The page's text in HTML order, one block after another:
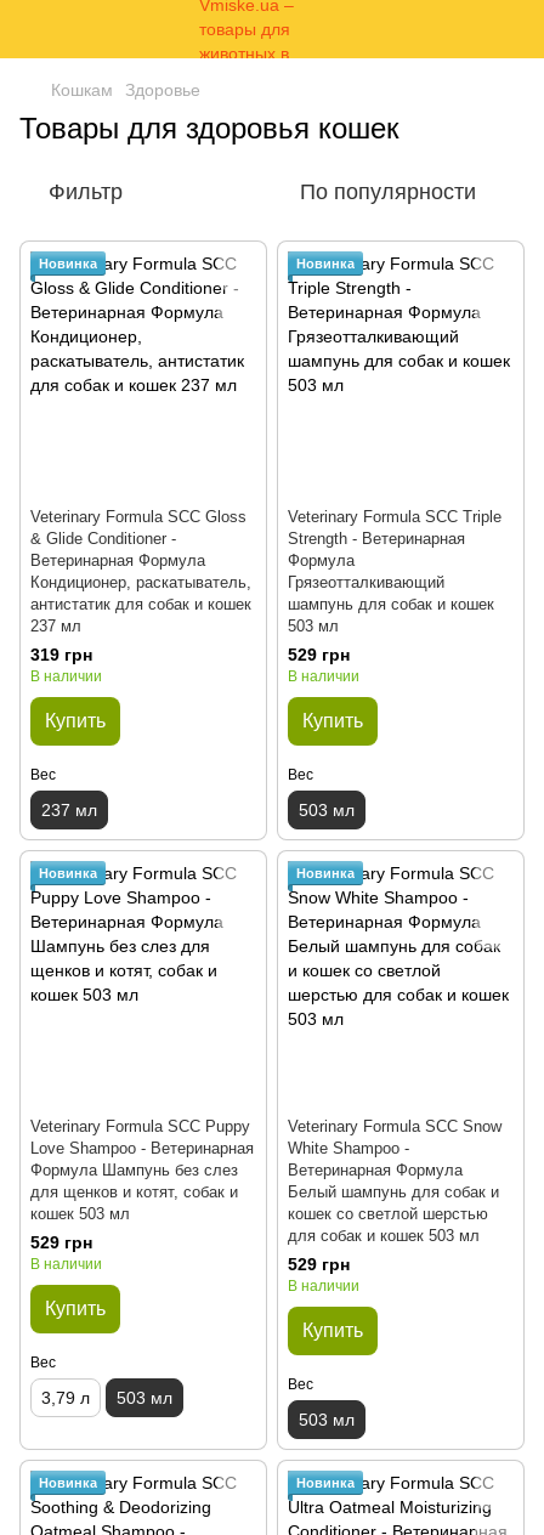
Кошкам Здоровье
Товары для здоровья кошек
Фильтр По популярности
Новинка
Veterinary Formula SCC Gloss
& Glide Conditioner -
Ветеринарная Формула
Кондиционер, раскатыватель,
антистатик для собак и кошек
237 мл
319 грн
В наличии
Купить
Вес
237 мл
Новинка
Veterinary Formula SCC Triple
Strength - Ветеринарная
Формула
Грязеотталкивающий
шампунь для собак и кошек
503 мл
529 грн
В наличии
Купить
Вес
503 мл
Новинка
Veterinary Formula SCC Puppy
Love Shampoo - Ветеринарная
Формула Шампунь без слез
для щенков и котят, собак и
кошек 503 мл
529 грн
В наличии
Купить
Вес
3,79 л 503 мл
Новинка
Veterinary Formula SCC Snow
White Shampoo -
Ветеринарная Формула
Белый шампунь для собак и
кошек со светлой шерстью
для собак и кошек 503 мл
529 грн
В наличии
Купить
Вес
503 мл
Новинка Новинка